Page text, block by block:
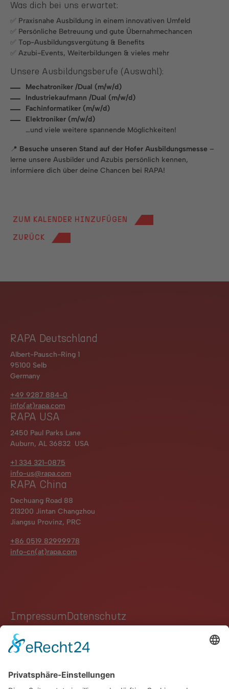
Was dich bei uns erwartet:
✅ Praxisnahe Ausbildung in einem innovativen Umfeld
✅ Persönliche Betreuung und gute Übernahmechancen
✅ Top-Ausbildungsvergütung & Benefits
✅ Azubi-Events, Weiterbildungen & vieles mehr
Unsere Ausbildungsberufe (Auswahl):
Mechatroniker /Dual (m/w/d)
Industriekaufmann /Dual (m/w/d)
Fachinformatiker (m/w/d)
Elektroniker (m/w/d)
…und viele weitere spannende Möglichkeiten!
📍 Besuche unseren Stand auf der Hofer Ausbildungsmesse –
lerne unsere Ausbilder und Azubis persönlich kennen,
informiere dich über deine Chancen bei RAPA!
ZUM KALENDER HINZUFÜGEN
ZURÜCK
RAPA Deutschland
Albert-Pausch-Ring 1
95100 Selb
Germany
+49 9287 884-0
info(at)rapa.com
RAPA USA
2450 Paul Parks Lane
Auburn, AL 36832 USA
+1 334 321-0875
info-us@rapa.com
RAPA China
Dechuang Road 88
213200 Jintan Changzhou
Jiangsu Provinz, PRC
+86 0519 82999978
info-cn(at)rapa.com
Impressum Datenschutz
Hinweisgebersystem